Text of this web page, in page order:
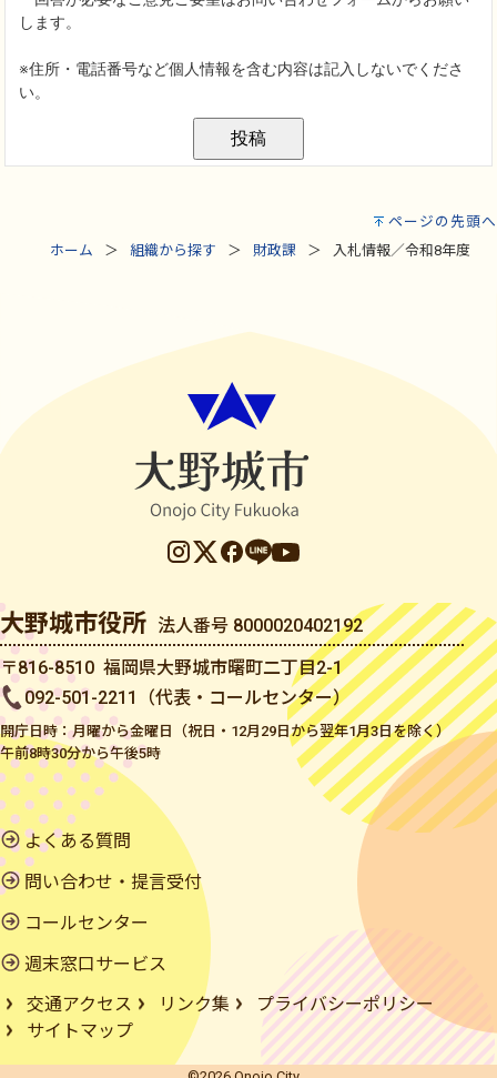
ページの先頭へ
ホーム
組織から探す 財政課 入札情報／令和8年度
大野城市役所 法人番号 8000020402192
〒816-8510 福岡県大野城市曙町二丁目2-1
092-501-2211（代表・コールセンター）
開庁日時：月曜から金曜日（祝日・12月29日から翌年1月3日を除く）
午前8時30分から午後5時
よくある質問
問い合わせ・提言受付
コールセンター
週末窓口サービス
交通アクセス
リンク集
プライバシーポリシー
サイトマップ